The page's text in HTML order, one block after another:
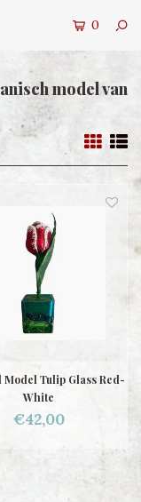
0
model van
Tulip Glass Red-
White
€42,00